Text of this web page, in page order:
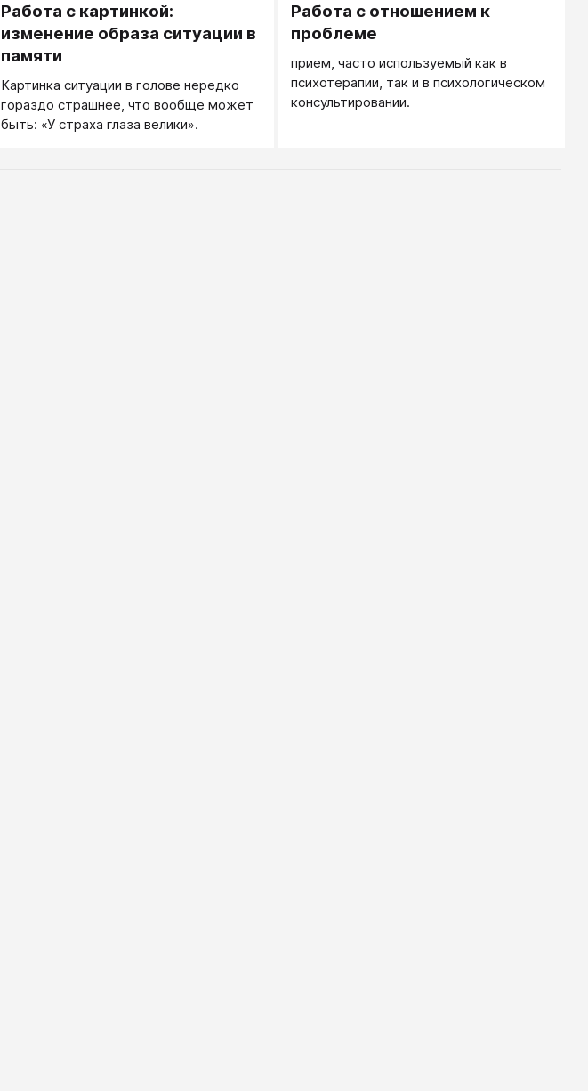
Работа с картинкой:
изменение образа ситуации в
памяти
Картинка ситуации в голове нередко
гораздо страшнее, что вообще может
быть: «У страха глаза велики».
Работа с отношением к
проблеме
прием, часто используемый как в
психотерапии, так и в психологическом
консультировании.